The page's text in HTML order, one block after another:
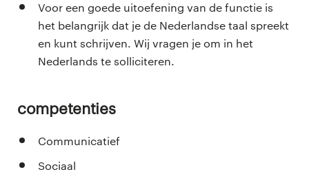
Voor een goede uitoefening van de functie is
het belangrijk dat je de Nederlandse taal spreekt
en kunt schrijven. Wij vragen je om in het
Nederlands te solliciteren.
Competenties
Communicatief
Sociaal